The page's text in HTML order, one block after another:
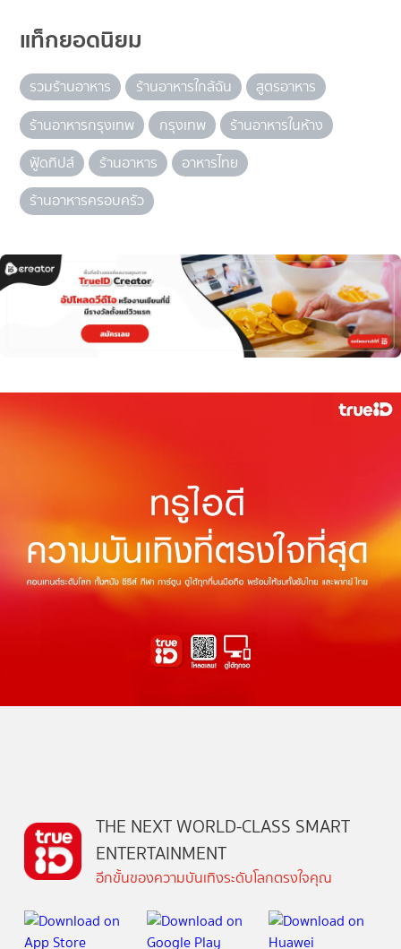
แท็กยอดนิยม
รวมร้านอาหาร ร้านอาหารใกล้ฉัน
สูตรอาหาร
ร้านอาหารกรุงเทพ
กรุงเทพ
ร้านอาหารในห้าง
ฟู้ดทิปส์
ร้านอาหาร
อาหารไทย
ร้านอาหารครอบครัว
THE NEXT WORLD-CLASS SMART
ENTERTAINMENT
อีกขั้นของความบันเทิงระดับโลกตรงใจคุณ